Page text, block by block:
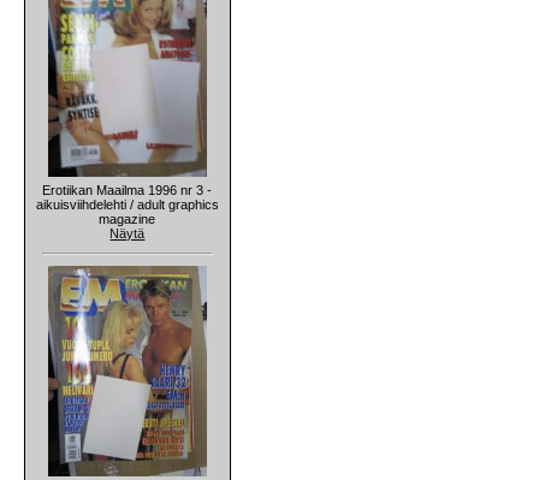
Erotiikan Maailma 1996 nr 3 -
aikuisviihdelehti / adult graphics
magazine
Näytä